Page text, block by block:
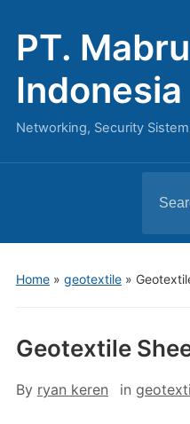
PT.
Indonesia
Networking, Security
for:
Home» geotextile»
Geotextile
By ryan keren in